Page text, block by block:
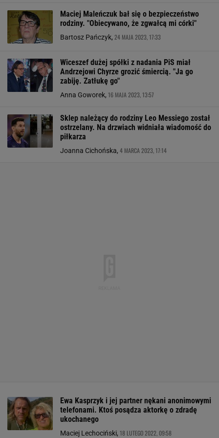
Maciej Maleńczuk bał się o bezpieczeństwo
rodziny. "Obiecywano, że zgwałcą mi córki"
Bartosz Pańczyk, 24 MAJA 2023, 17:33
Wiceszef dużej spółki z nadania PiS miał
Andrzejowi Chyrze grozić śmiercią. "Ja go
zabiję. Zatłukę go"
Anna Goworek, 16 MAJA 2023, 13:57
Sklep należący do rodziny Leo Messiego został
ostrzelany. Na drzwiach widniała wiadomość do
piłkarza
Joanna Cichońska, 4 MARCA 2023, 17:14
Ewa Kasprzyk i jej partner nękani anonimowymi
telefonami. Ktoś posądza aktorkę o zdradę
ukochanego
Maciej Lechociński, 18 LUTEGO 2022, 09:58